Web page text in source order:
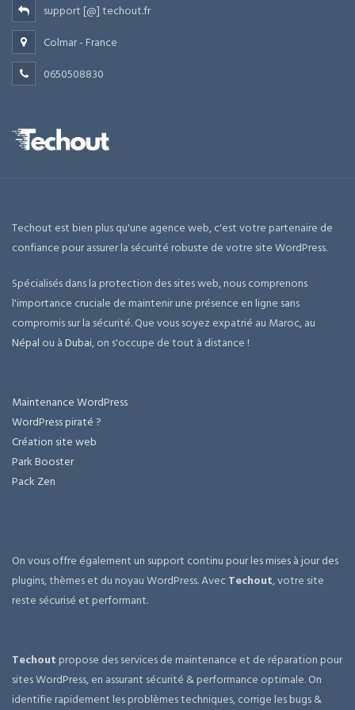
support [@] techout.fr
Colmar - France
0650508830
Techout est bien plus qu'une agence web, c'est votre partenaire de
confiance pour assurer la sécurité robuste de votre site WordPress.
Spécialisés dans la protection des sites web, nous comprenons
l'importance cruciale de maintenir une présence en ligne sans
compromis sur la sécurité. Que vous soyez expatrié au Maroc, au
Népal ou àDubai, on s'occupe de tout à distance !
Maintenance WordPress
WordPress piraté ?
Création site web
Park Booster
Pack Zen
On vous offre également un support continu pour les mises à jour des
plugins, thèmes et du noyau WordPress. AvecTechout, votre site
reste sécurisé et performant.
Techout propose des services de maintenance et de réparation pour
sites WordPress, en assurant sécurité & performance optimale. On
identifie rapidement les problèmes techniques, corrige les bugs &